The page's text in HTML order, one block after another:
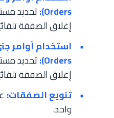
Orders): تحديد
إغلاق الصفقة
Orders): تحديد
إغلاق الصفقة
تنويع الصفقات:
واحد.